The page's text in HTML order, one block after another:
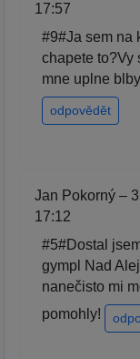
17:57
#9#Ja sem na
chapete to?Vy
mne uplne blby
odpovědět
Jan Pokorný –
17:12
#5#Dostal
gympl Nad
nanečisto mi
pomohly!